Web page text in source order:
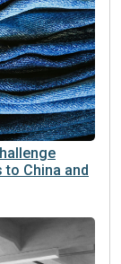
China and